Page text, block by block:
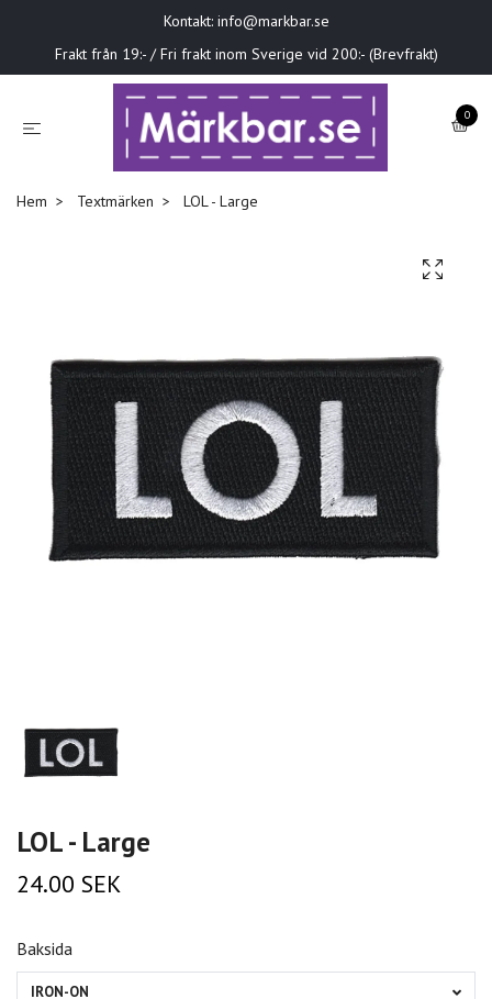
Kontakt: info@markbar.se
Frakt från 19:- / Fri frakt inom Sverige vid 200:- (Brevfrakt)
0
Hem Textmärken LOL - Large
LOL - Large
24.00 SEK
Baksida
IRON-ON